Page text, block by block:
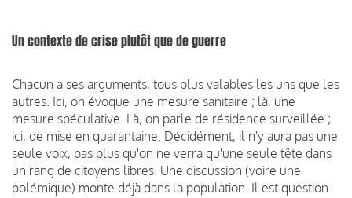
Un contexte de crise plutôt que de guerre
Chacun a ses arguments, tous plus valables les uns que les
autres. Ici, on évoque une mesure sanitaire ; là, une
mesure spéculative. Là, on parle de résidence surveillée ;
ici, de mise en quarantaine. Décidément, il n'y aura pas une
seule voix, pas plus qu'on ne verra qu'une seule tête dans
un rang de citoyens libres. Une discussion (voire une
polémique) monte déjà dans la population. Il est question